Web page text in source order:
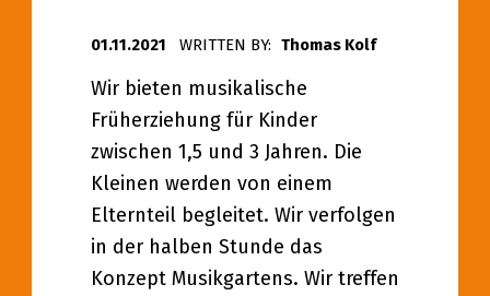
01.11.2021 WRITTEN BY: Thomas Kolf
Wir bieten musikalische
Früherziehung für Kinder
zwischen 1,5 und 3 Jahren. Die
Kleinen werden von einem
Elternteil begleitet. Wir verfolgen
in der halben Stunde das
Konzept Musikgartens. Wir treffen